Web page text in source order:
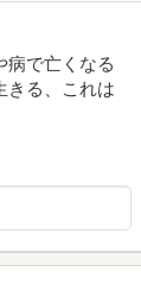
病で亡くなる
きる、これは